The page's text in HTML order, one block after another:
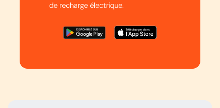
de recharge électrique.